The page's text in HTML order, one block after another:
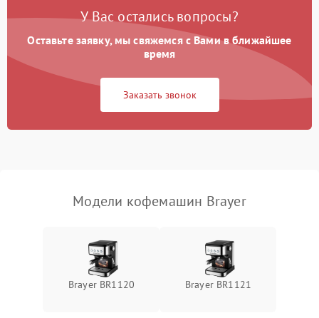
У Вас остались вопросы?
Оставьте заявку, мы свяжемся с Вами в ближайшее
время
Заказать звонок
Модели кофемашин Brayer
Brayer BR1120 Brayer BR1121